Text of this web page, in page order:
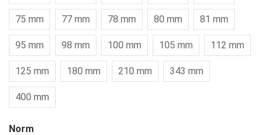
75 mm 77 mm 78 mm 80 mm 81 mm
95 mm 98 mm 100 mm 105 mm 112 mm
125 mm 180 mm 210 mm 343 mm
400 mm
Norm